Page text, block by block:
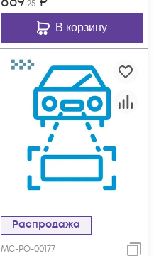
,25
В корзину
Распродажа
МС-РО-00177